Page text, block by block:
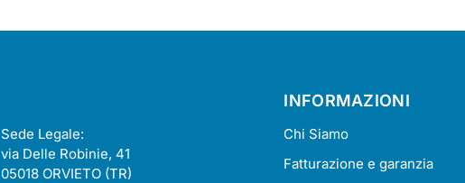
Sede Legale:
via Delle Robinie, 41
05018 ORVIETO (TR)
INFORMAZIONI
Chi Siamo
Fatturazione e garanzia